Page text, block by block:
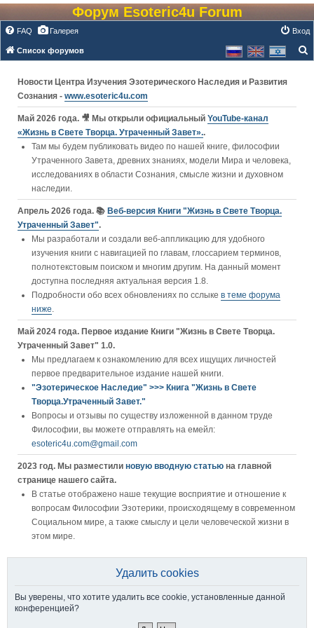
Форум Esoteric4u Forum
FAQ Галерея Вход
Список форумов
Новости Центра Изучения Эзотерического Наследия и Развития
Сознания - www.esoteric4u.com
Май 2026 года. 🎥 Мы открыли официальный YouTube‑канал
«Жизнь в Свете Творца. Утраченный Завет»..
Там мы будем публиковать видео по нашей книге, философии
Утраченного Завета, древних знаниях, модели Мира и человека,
исследованиях в области Сознания, смысле жизни и духовном
наследии.
Апрель 2026 года. 📚 Веб-версия Книги "Жизнь в Свете Творца.
Утраченный Завет".
Мы разработали и создали веб-аппликацию для удобного
изучения книги c навигацией по главам, глоссарием терминов,
полнотекстовым поиском и многим другим. На данный момент
доступна последняя актуальная версия 1.8.
Подробности обо всех обновлениях по сслыке в теме форума
ниже.
Май 2024 года. Первое издание Книги "Жизнь в Свете Творца.
Утраченный Завет" 1.0.
Мы предлагаем к ознакомлению для всех ищущих личностей
первое предварительное издание нашей книги.
"Эзотерическое Наследие" >>> Книга "Жизнь в Свете
Творца.Утраченный Завет."
Вопросы и отзывы по существу изложенной в данном труде
Философии, вы можете отправлять на емейл:
esoteric4u.com@gmail.com
2023 год. Мы разместили новую вводную статью на главной
странице нашего сайта.
В статье отображено наше текущие восприятие и отношение к
вопросам Философии Эзотерики, происходящему в современном
Социальном мире, а также смыслу и цели человеческой жизни в
этом мире.
Удалить cookies
Вы уверены, что хотите удалить все cookie, установленные данной
конференцией?